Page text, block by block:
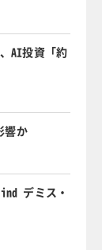
AI投資「約
響か
デミス・